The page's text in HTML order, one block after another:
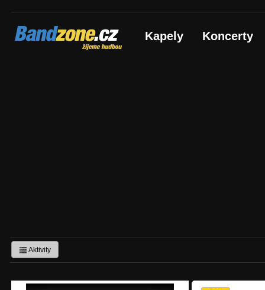
Bandzone.cz
žijeme hudbou Kapely Koncerty
Aktivity